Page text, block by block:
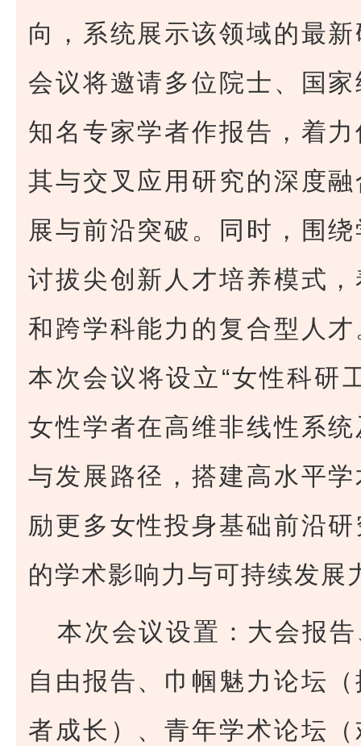
向，系统展示该领域的最
会议将邀请多位院士、国
知名专家学者作报告，着
其与交叉应用研究的深度
展与前沿突破。同时，围
讨拔尖创新人才培养模式
和跨学科能力的复合型人
本次会议将设立“女性科研
女性学者在高维非线性系
与发展路径，搭建高水平
励更多女性投身基础前沿
的学术影响力与可持续发展
本次会议设置：大会报
自由报告、巾帼魅力论坛
者成长）、青年学术论坛